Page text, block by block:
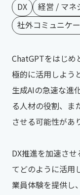
DX 経営 / マネ
社外コミュニケ
ChatGPTをはじめ
極的に活用しよう
生成AIの急速な進
る人材の役割、ま
させる可能性があ
DX推進を加速さ
てどのように活用
業員体験を提供し